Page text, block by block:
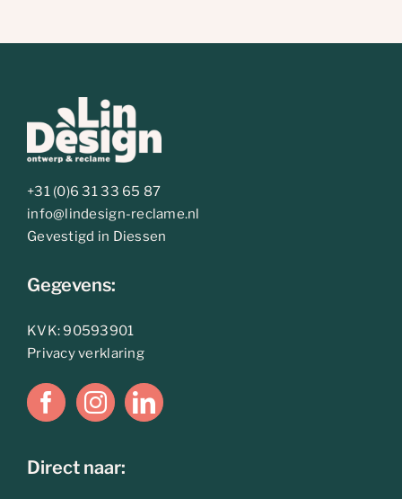
+31 (0)6 31 33 65 87
info@lindesign-reclame.nl
Gevestigd in Diessen
Gegevens:
KVK: 90593901
Privacy verklaring
Direct naar: